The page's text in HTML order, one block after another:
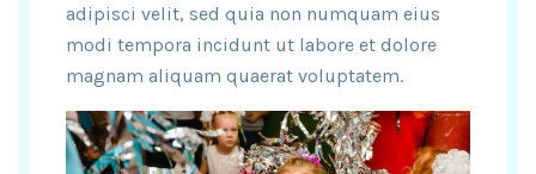
adipisci velit, sed quia non numquam eius
modi tempora incidunt ut labore et dolore
magnam aliquam quaerat voluptatem.